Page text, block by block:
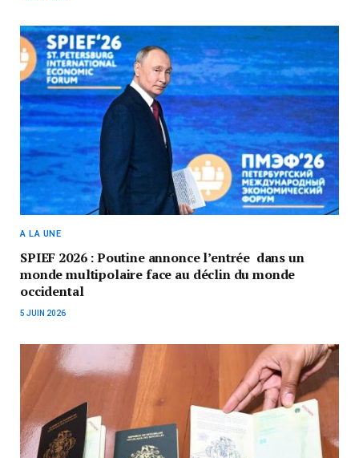
A LA UNE
SPIEF 2026 : Poutine annonce l’entrée dans un
monde multipolaire face au déclin du monde
occidental
5 JUIN 2026